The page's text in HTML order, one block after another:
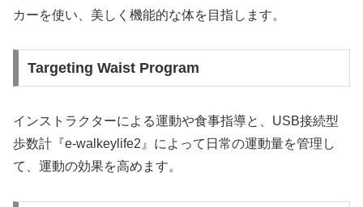
カーを使い、美しく機能的な体を目指します。
Targeting Waist Program
インストラクターによる運動や食事指導と、USB接続型
歩数計『e-walkeylife2』によって日常の運動量を管理し
て、運動の効果を高めます。